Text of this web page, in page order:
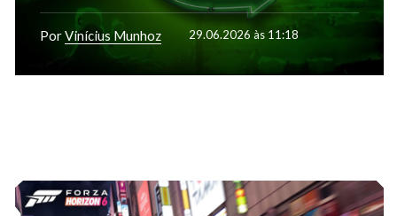
PorVinícius Munhoz 29.06.2026 às 11:18